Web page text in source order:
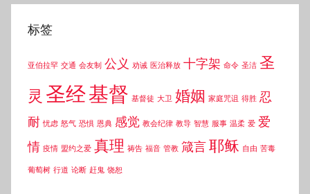
标签
亚伯拉罕 交通 会友制 公义 劝诫 医治释放 十字架 命令 圣洁 圣
灵 圣经基督 基督徒 大卫 婚姻 家庭咒诅 得胜 忍
耐 忧虑 怒气 恐惧 恩典 感觉 教会纪律 教导 智慧 服事 温柔 爱 爱
情 疫情 盟约之爱 真理 祷告 福音 管教 箴言耶稣 自由 苦毒
葡萄树 行道 论断 赶鬼 饶恕